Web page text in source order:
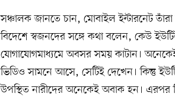
সঞ্চালক জানতে চান, মোবাইল ইন্টারনেট
বিদেশে স্বজনদের সঙ্গে কথা বলেন, কেউ
যোগাযোগমাধ্যমে অবসর সময় কাটান।
ভিডিও সামনে আসে, সেটিই দেখেন। কিন্তু
উপস্থিত নারীদের অনেকেই অবাক হন। এরপর